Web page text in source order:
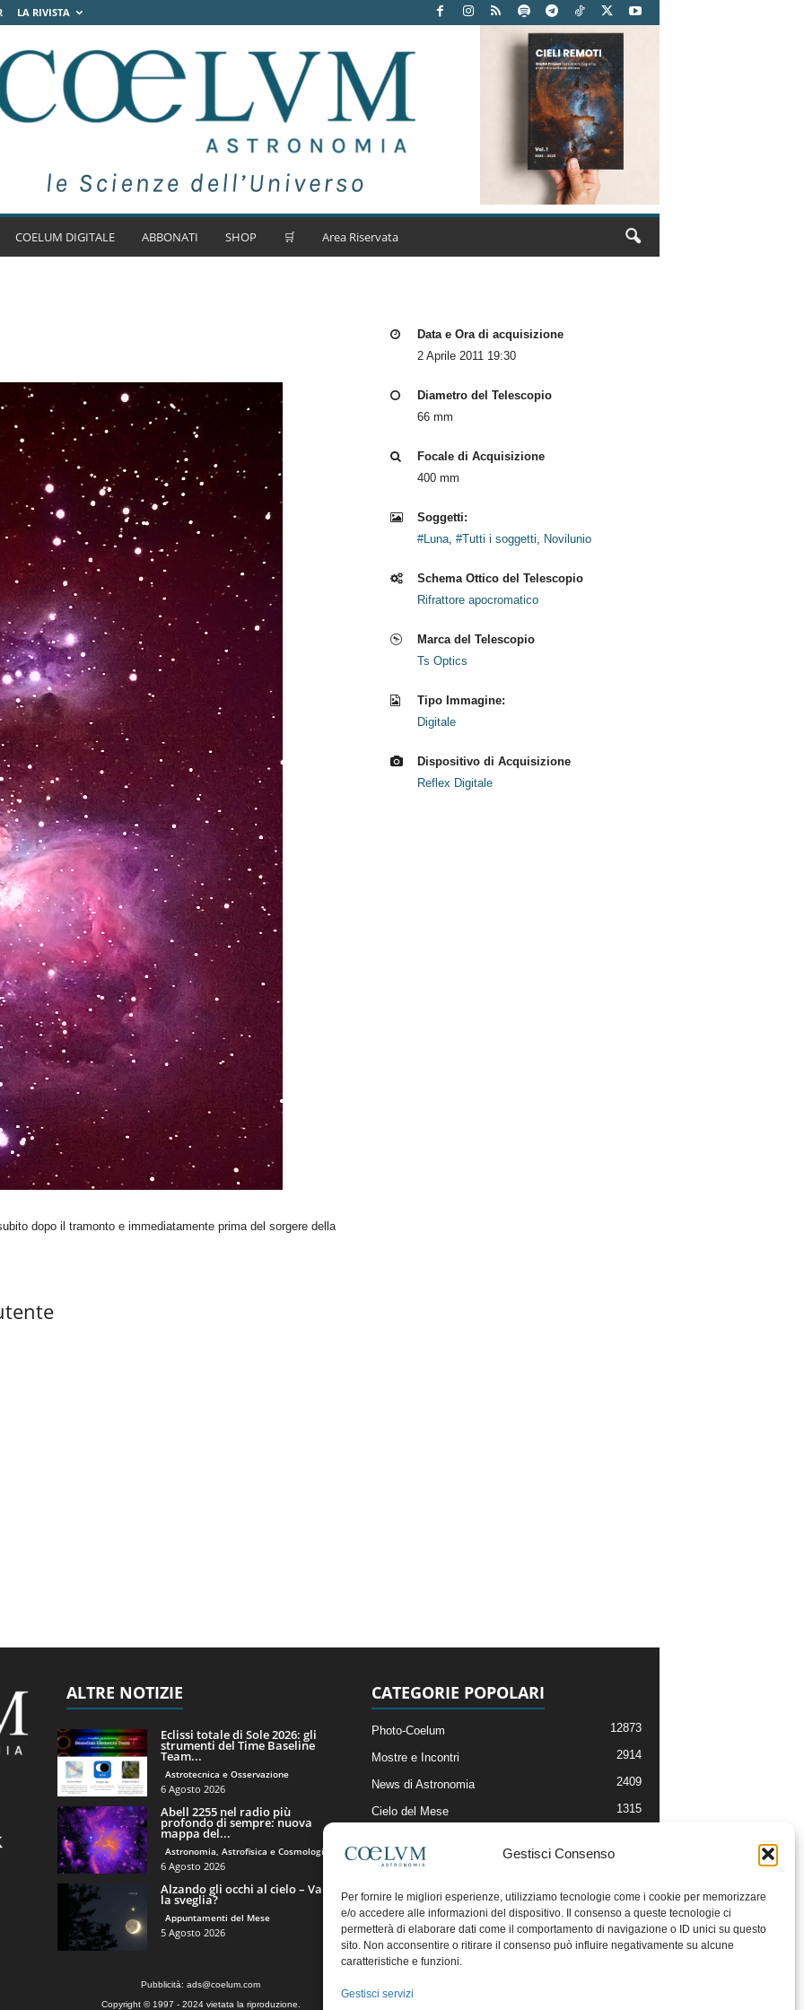
Gestisci Consenso
Per fornire le migliori esperienze, utilizziamo tecnologie come i cookie per memorizzare
e/o accedere alle informazioni del dispositivo. Il consenso a queste tecnologie ci
permetterà di elaborare dati come il comportamento di navigazione o ID unici su questo
sito. Non acconsentire o ritirare il consenso può influire negativamente su alcune
caratteristiche e funzioni.
Gestisci servizi
LA RIVISTA
COELUM DIGITALE ABBONATI SHOP 🛒 Area Riservata
dopo il tramonto e immediatamente prima del sorgere della
Data e Ora di acquisizione
2 Aprile 2011 19:30
Diametro del Telescopio
66 mm
Focale di Acquisizione
400 mm
Soggetti:
#Luna, #Tutti i soggetti, Novilunio
Schema Ottico del Telescopio
Rifrattore apocromatico
Marca del Telescopio
Ts Optics
Tipo Immagine:
Digitale
Dispositivo di Acquisizione
Reflex Digitale
ALTRE NOTIZIE
Eclissi totale di Sole 2026: gli
strumenti del Time Baseline
Team...
Astrotecnica e Osservazione
6 Agosto 2026
Abell 2255 nel radio più
profondo di sempre: nuova
mappa del...
Astronomia, Astrofisica e Cosmologia
6 Agosto 2026
Alzando gli occhi al cielo – Vale
la sveglia?
Appuntamenti del Mese
5 Agosto 2026
CATEGORIE POPOLARI
Photo-Coelum 12873
Mostre e Incontri 2914
News di Astronomia 2409
Cielo del Mese 1315
Articoli e Risorse On-Line
Il Blog della Redazione
Pubblicità: ads@coelum.com
Copyright © 1997 - 2024 vietata la riproduzione.